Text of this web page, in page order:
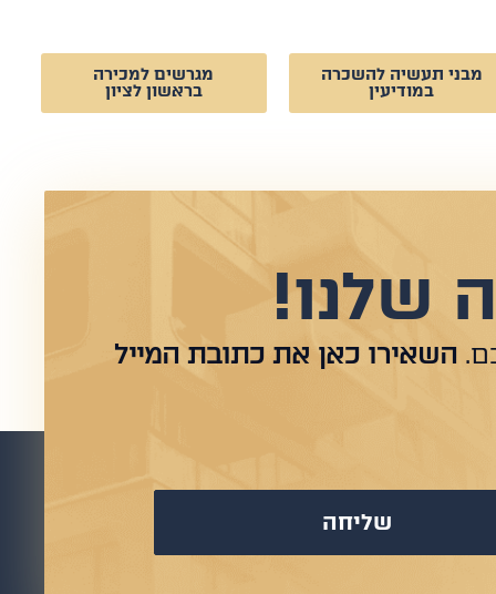
מבני תעשיה להשכרה
במודיעין
מגרשים למכירה
בראשון לציון
שלנו!
השאירו כאן את כתובת המייל
שליחה